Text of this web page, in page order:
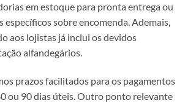
em estoque para pronta entrega ou
específicos sobre encomenda. Ademais,
aos lojistas já inclui os devidos
alfandegários.
prazos facilitados para os pagamentos
ou 90 dias úteis. Outro ponto relevante